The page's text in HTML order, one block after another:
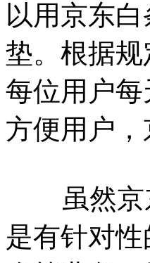
以用京东
垫。根据
每位用户
方便用户
虽然京东
是有针对